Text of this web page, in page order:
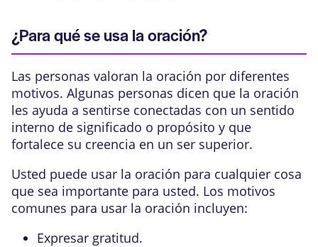
¿Para qué se usa la oración?
Las personas valoran la oración por diferentes
motivos. Algunas personas dicen que la oración
les ayuda a sentirse conectadas con un sentido
interno de significado o propósito y que
fortalece su creencia en un ser superior.
Usted puede usar la oración para cualquier cosa
que sea importante para usted. Los motivos
comunes para usar la oración incluyen:
Expresar gratitud.